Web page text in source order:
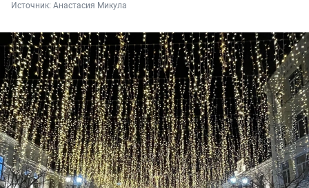
Источник: Анастасия Микула